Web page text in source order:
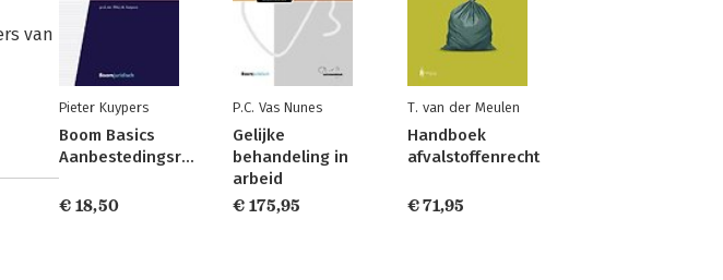
van
Pieter Kuypers
Boom Basics
Aanbestedingsrecht
€ 18,50
P.C. Vas Nunes
Gelijke
behandeling in
arbeid
€ 175,95
T. van der Meulen
Handboek
afvalstoffenrecht
€ 71,95